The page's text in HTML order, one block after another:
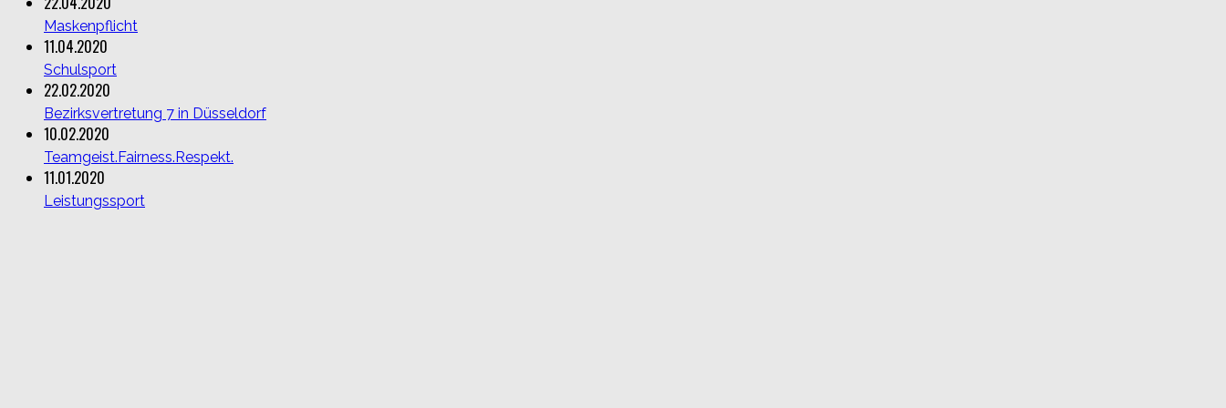
Maskenpflicht
11.04.2020
Schulsport
22.02.2020
Bezirksvertretung 7 in Düsseldorf
10.02.2020
Teamgeist.Fairness.Respekt.
11.01.2020
Leistungssport